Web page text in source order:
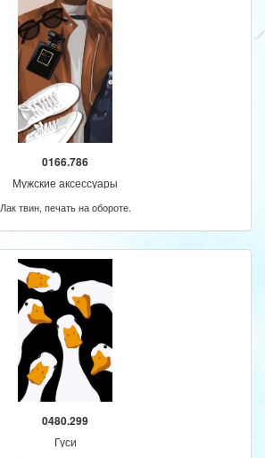
0166.786
Мужские аксессуары
Лак твин, печать на обороте.
0480.299
Гуси